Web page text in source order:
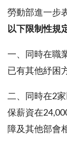
勞動部進一步
以下限制性規
一、同時在職
已有其他紓困
二、同時在2
保薪資在
障及其他部會